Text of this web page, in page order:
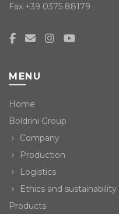
Fax +39 0375 88179
MENU
Home
Boldrini Group
Company
Production
Logistics
Ethics and sustainability
Products